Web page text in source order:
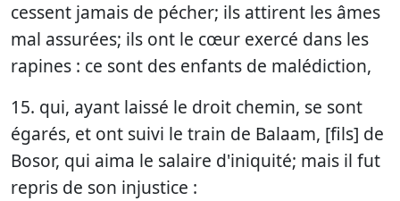
cessent jamais de pécher; ils attirent les âmes
mal assurées; ils ont le cœur exercé dans les
rapines : ce sont des enfants de malédiction,
15. qui, ayant laissé le droit chemin, se sont
égarés, et ont suivi le train de Balaam, [fils] de
Bosor, qui aima le salaire d'iniquité; mais il fut
repris de son injustice :